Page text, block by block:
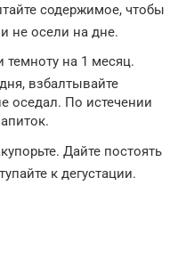
содержимое, чтобы
не осели на дне.
темноту на 1 месяц.
взбалтывайте
оседал. По истечении
Дайте постоять
к дегустации.